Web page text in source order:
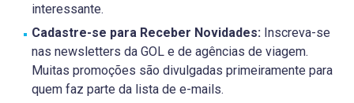
interessante.
Cadastre-se para Receber Novidades: Inscreva-se
nas newsletters da GOL e de agências de viagem.
Muitas promoções são divulgadas primeiramente para
quem faz parte da lista de e-mails.